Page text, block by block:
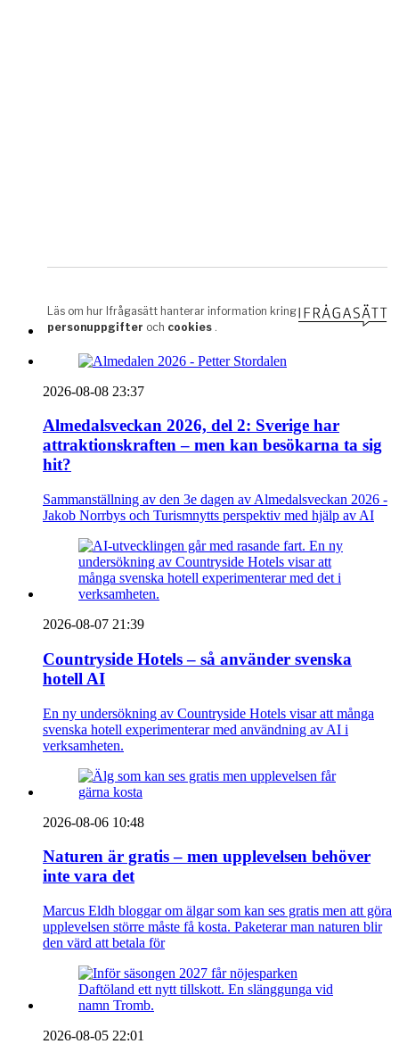
2026-08-08 23:37
Almedalsveckan 2026, del 2: Sverige har
attraktionskraften – men kan besökarna ta sig
hit?
Sammanställning av den 3e dagen av Almedalsveckan 2026 -
Jakob Norrbys och Turismnytts perspektiv med hjälp av AI
2026-08-07 21:39
Countryside Hotels – så använder svenska
hotell AI
En ny undersökning av Countryside Hotels visar att många
svenska hotell experimenterar med användning av AI i
verksamheten.
2026-08-06 10:48
Naturen är gratis – men upplevelsen behöver
inte vara det
Marcus Eldh bloggar om älgar som kan ses gratis men att göra
upplevelsen större måste få kosta. Paketerar man naturen blir
den värd att betala för
2026-08-05 22:01